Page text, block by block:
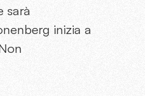
sarà
inizia a